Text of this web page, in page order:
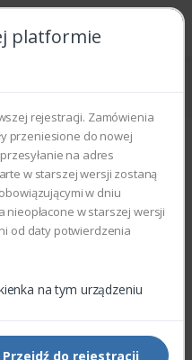
platformie
rejestracji. Zamówienia
przeniesione do nowej
na adres
w starszej wersji zostaną
w dniu
nieopłacone w starszej wersji
od daty potwierdzenia
na tym urządzeniu
Przejdź do rejestracji